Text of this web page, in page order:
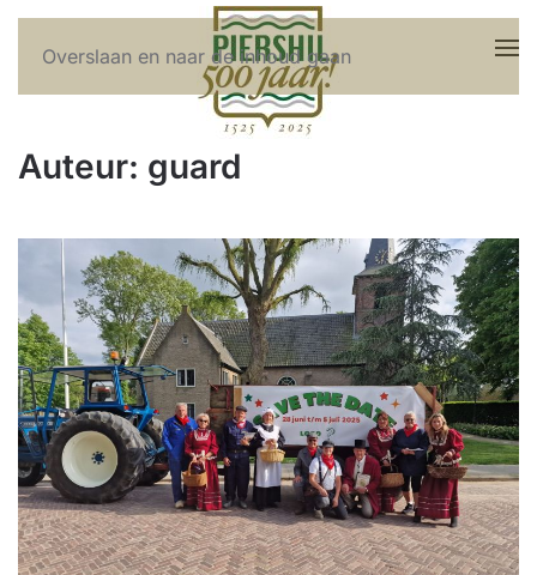
Overslaan en naar de inhoud gaan
Auteur: guard